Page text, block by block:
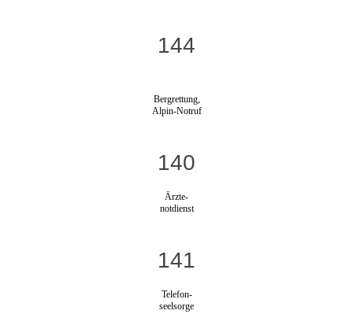
144
Bergrettung,
Alpin-Notruf
140
Ärzte-
notdienst
141
Telefon-
seelsorge